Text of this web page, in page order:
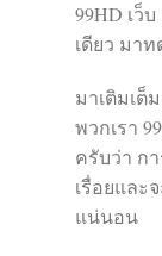
99HD เว็
เดียว มา
มาเติมเ
พวกเรา
ครับว่า ก
เรื่อยและ
แน่นอน